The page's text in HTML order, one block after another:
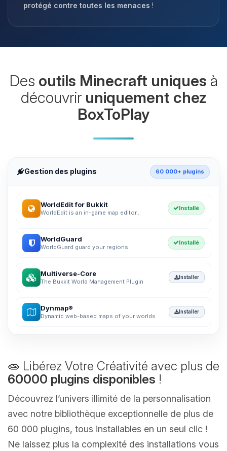
protégé contre toutes les menaces !
Des outils Minecraft uniques à
découvrir uniquement chez
BoxToPlay
Gestion des plugins 60 000+ plugins
WorldEdit for Bukkit
WorldEdit is an in-game map editor...
Installé
WorldGuard
WorldGuard guard your regions.
Installé
Multiverse-Core
The Bukkit World Management Plugin
Installer
Dynmap®
Dynamic web-based maps of your worlds
Installer
🧫 Libérez Votre Créativité avec plus de
60000 plugins disponibles !
Découvrez l’univers illimité de la personnalisation
avec notre bibliothèque exceptionnelle de plus de
60 000 plugins, tous installables en un seul clic !
Ne laissez plus la complexité des installations vous